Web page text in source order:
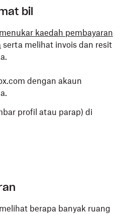
bil
menukar kaedah pembayaran
serta melihat invois dan resit
dengan akaun
profil atau parap) di
berapa banyak ruang